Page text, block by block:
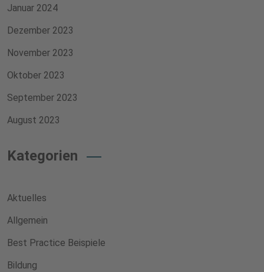
Januar 2024
Dezember 2023
November 2023
Oktober 2023
September 2023
August 2023
Kategorien
Aktuelles
Allgemein
Best Practice Beispiele
Bildung